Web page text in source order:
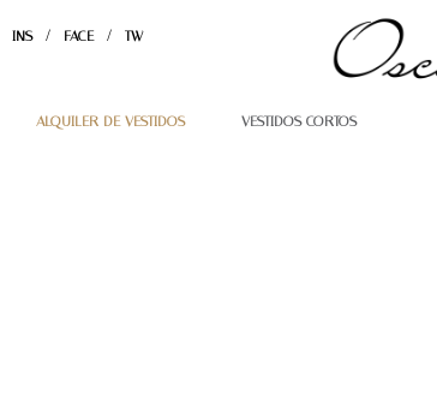
INS FACE TW
ALQUILER DE VESTIDOS VESTIDOS CORTOS